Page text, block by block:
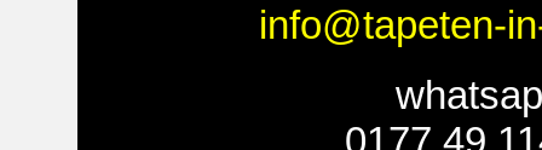
info@tapeten-
0177 49